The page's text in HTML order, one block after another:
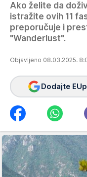
Ako želite da
istražite ovih 11
preporučuje i
"Wanderlust".
Objavljeno 08.03.2025.
Dodajte